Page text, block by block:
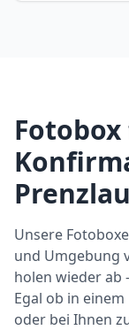
Unsere
und Umgebung
holen wieder ab
Egal ob in
oder bei Ihnen